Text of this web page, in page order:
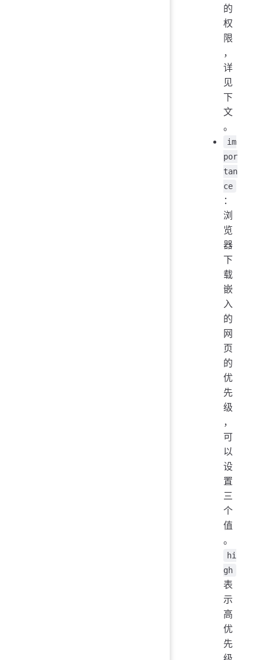
的
权
限
，
详
见
下
文
。
im
por
tan
ce
：
浏
览
器
下
载
嵌
入
的
网
页
的
优
先
级
，
可
以
设
置
三
个
值
。
hi
gh
表
示
高
优
先